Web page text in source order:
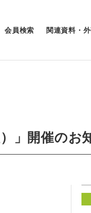
会員検索 関連資料・
」開催のお